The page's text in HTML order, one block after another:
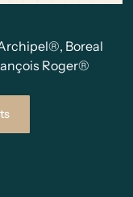
Boreal
Roger®